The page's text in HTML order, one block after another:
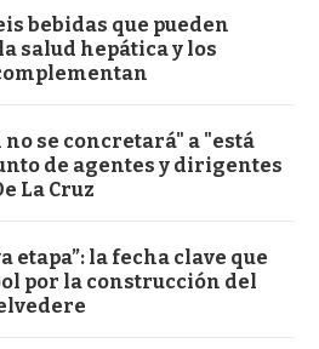
bebidas que pueden
salud hepática y los
se concretará" a "está
de agentes y dirigentes
La Cruz
etapa”: la fecha clave que
por la construcción del